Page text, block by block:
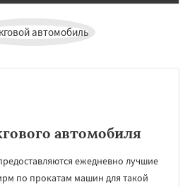
автомобиля
ежедневно лучшие
по прокатам машин для такой